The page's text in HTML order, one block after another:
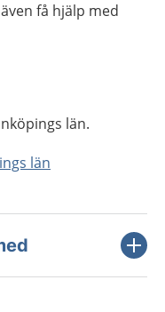
få hjälp med
län.
län